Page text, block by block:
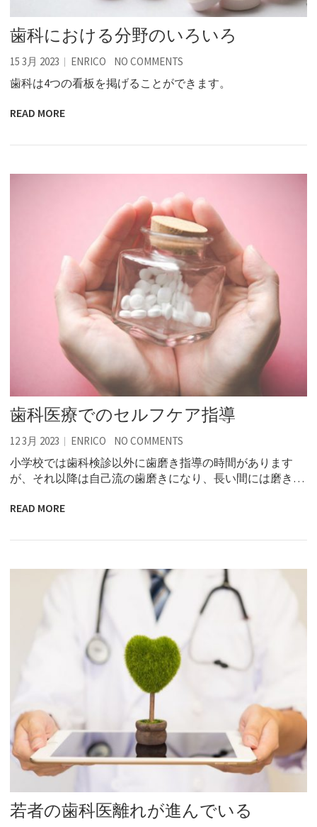
歯科における分野のいろいろ
15 3月 2023 ENRICO NO COMMENTS
歯科は4つの看板を掲げることができます。
READ MORE
歯科医療でのセルフケア指導
12 3月 2023 ENRICO NO COMMENTS
小学校では歯科検診以外に歯磨き指導の時間があります
が、それ以降は自己流の歯磨きになり、長い間には磨き…
READ MORE
若者の歯科医離れが進んでいる